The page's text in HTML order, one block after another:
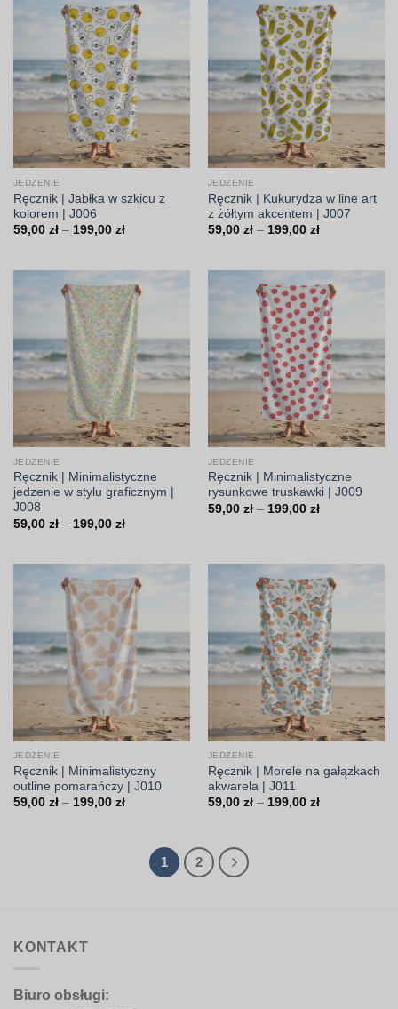
199,00 zł
199,00 zł
JEDZENIE
Ręcznik | Jabłka w szkicu z
kolorem | J006
59,00 zł – 199,00 złZakres
199,00 zł
JEDZENIE
Ręcznik | Kukurydza w line art
z żółtym akcentem | J007
59,00 zł – 199,00 złZakres
199,00 zł
JEDZENIE
Ręcznik | Minimalistyczne
jedzenie w stylu graficznym |
J008
59,00 zł – 199,00 złZakres
199,00 zł
JEDZENIE
Ręcznik | Minimalistyczne
rysunkowe truskawki | J009
59,00 zł – 199,00 złZakres
199,00 zł
JEDZENIE
Ręcznik | Minimalistyczny
outline pomarańczy | J010
59,00 zł – 199,00 złZakres
199,00 zł
JEDZENIE
Ręcznik | Morele na gałązkach
akwarela | J011
59,00 zł – 199,00 złZakres
1 2
KONTAKT
Biuro obsługi: